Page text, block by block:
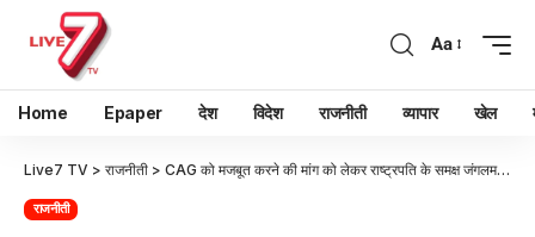
Aa
Home Epaper देश विदेश राजनीती व्यापार खेल
Live7 TV > राजनीती > CAG को मजबूत करने की मांग को लेकर राष्ट्रपति के समक्ष जंगलमहल स्वराज मोर्चा का निवेदन
राजनीती